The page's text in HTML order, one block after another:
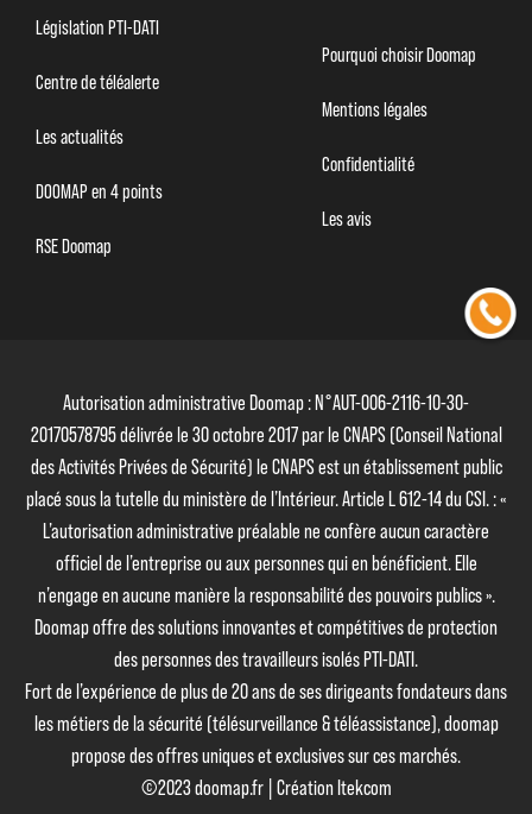
Législation PTI-DATI
Centre de téléalerte
Les actualités
DOOMAP en 4 points
RSE Doomap
Pourquoi choisir Doomap
Mentions légales
Confidentialité
Les avis
Autorisation administrative Doomap : N°AUT-006-2116-10-30-
20170578795 délivrée le 30 octobre 2017 par le CNAPS (Conseil National
des Activités Privées de Sécurité) le CNAPS est un établissement public
placé sous la tutelle du ministère de l’Intérieur. Article L 612-14 du CSI. : «
L’autorisation administrative préalable ne confère aucun caractère
officiel de l’entreprise ou aux personnes qui en bénéficient. Elle
n’engage en aucune manière la responsabilité des pouvoirs publics ».
Doomap offre des solutions innovantes et compétitives de protection
des personnes des travailleurs isolés PTI-DATI.
Fort de l’expérience de plus de 20 ans de ses dirigeants fondateurs dans
les métiers de la sécurité (télésurveillance & téléassistance), doomap
propose des offres uniques et exclusives sur ces marchés.
©2023 doomap.fr | Création Itekcom